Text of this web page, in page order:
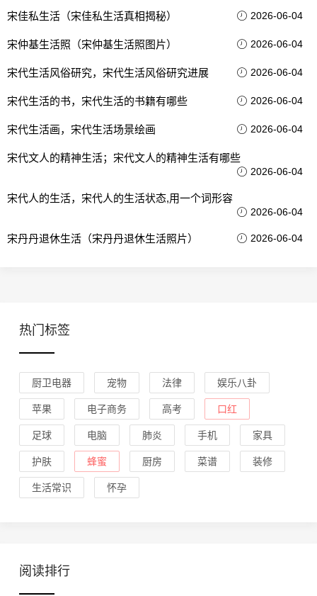
宋佳私生活（宋佳私生活真相揭秘） 2026-06-04
宋仲基生活照（宋仲基生活照图片） 2026-06-04
宋代生活风俗研究，宋代生活风俗研究进展 2026-06-04
宋代生活的书，宋代生活的书籍有哪些 2026-06-04
宋代生活画，宋代生活场景绘画 2026-06-04
宋代文人的精神生活；宋代文人的精神生活有哪些
2026-06-04
宋代人的生活，宋代人的生活状态,用一个词形容
2026-06-04
宋丹丹退休生活（宋丹丹退休生活照片） 2026-06-04
热门标签
厨卫电器 宠物 法律 娱乐八卦
苹果 电子商务 高考 口红
足球 电脑 肺炎 手机 家具
护肤 蜂蜜 厨房 菜谱 装修
生活常识 怀孕
阅读排行